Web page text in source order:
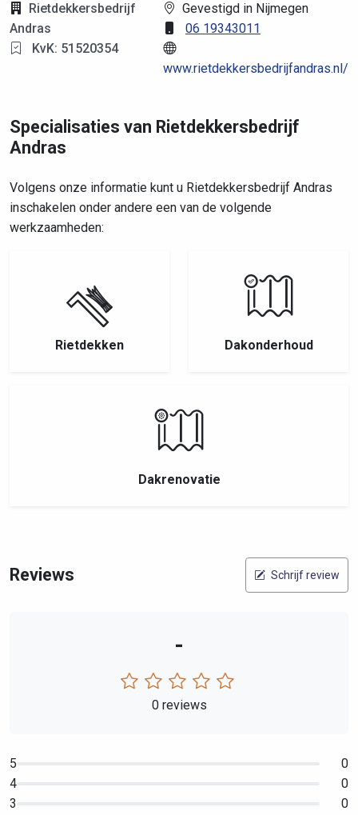
Rietdekkersbedrijf
Andras
KvK: 51520354
Gevestigd in Nijmegen
06 19343011
www.rietdekkersbedrijfandras.nl/
Specialisaties van Rietdekkersbedrijf
Andras
Volgens onze informatie kunt u Rietdekkersbedrijf Andras
inschakelen onder andere een van de volgende
werkzaamheden:
Rietdekken Dakonderhoud
Dakrenovatie
Reviews Schrijf review
-
0 reviews
5
0
4
0
3
0